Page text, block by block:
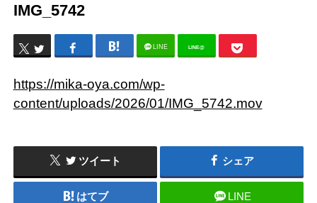
IMG_5742
LINE LINE@
https://mika-oya.com/wp-
content/uploads/2026/01/IMG_5742.mov
ツイート シェア
はてブ LINE